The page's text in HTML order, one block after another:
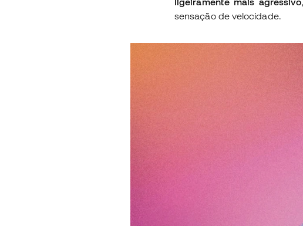
sensação de velocidade.